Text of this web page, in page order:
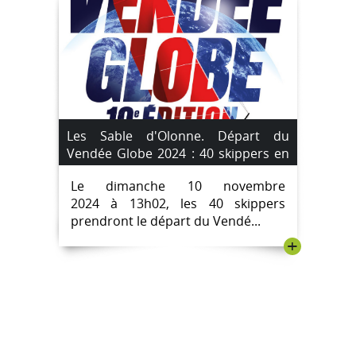
Les Sable d'Olonne. Départ du
Vendée Globe 2024 : 40 skippers en
lice.
Le dimanche 10 novembre
2024 à 13h02, les 40 skippers
prendront le départ du Vendé...
+